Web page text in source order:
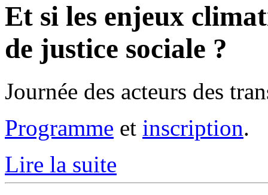
Et si les enjeux
de justice sociale ?
Journée des acteurs des
Programme et inscription.
Lire la suite